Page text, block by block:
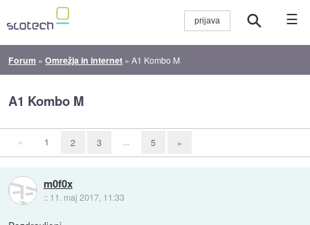
☰
Forum »Omrežja in internet »A1 Kombo M
A1 Kombo M
« 1 2 3 ... 5 »
m0f0x
:: 11. maj 2017, 11:33